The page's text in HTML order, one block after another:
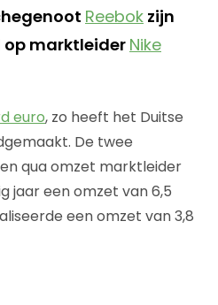
Reebok zijn
marktleider Nike
euro, zo heeft het Duitse
De twee
qua omzet marktleider
jaar een omzet van 6,5
een omzet van 3,8